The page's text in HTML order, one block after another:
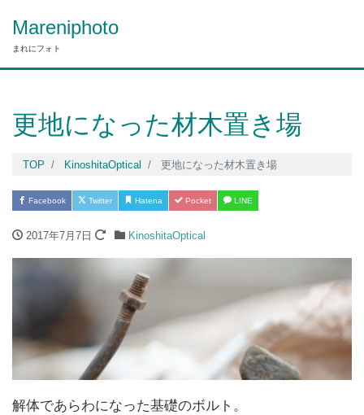
Mareniphoto
まれにフォト
更地になった材木置き場
TOP KinoshitaOptical 更地になった材木置き場
Facebook Twitter Hatena Pocket LINE
2017年7月7日 KinoshitaOptical
解体であらわになった基礎のボルト。